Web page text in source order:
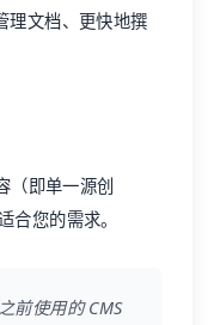
理文档、更快地撰
（即单一源创
您的需求。
前使用的CMS